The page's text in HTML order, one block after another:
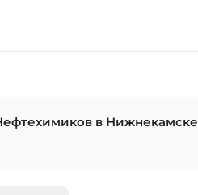
в Нижнекамске